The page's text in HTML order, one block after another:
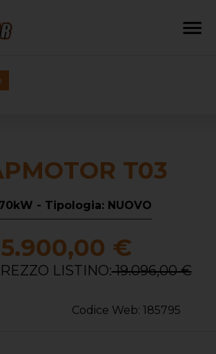
Codice Web: 185795
T03
- Tipologia: NUOVO
€
LISTINO:19.096,00 €